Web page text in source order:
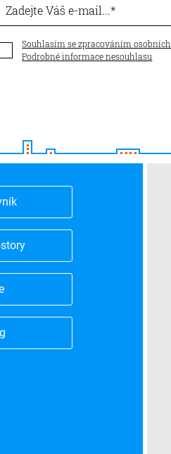
Zadejte Váš e-mail...
Souhlasím se zpracováním
Podrobné informace nesouhlasu